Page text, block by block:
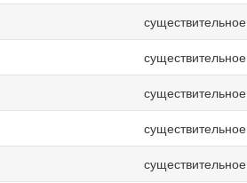
существительное
существительное
существительное
существительное
существительное